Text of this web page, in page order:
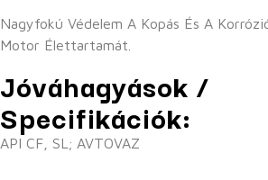
Nagyfokú Védelem A Kopás És A
Motor Élettartamát.
Jóváhagyások /
Specifikációk:
API CF, SL; AVTOVAZ